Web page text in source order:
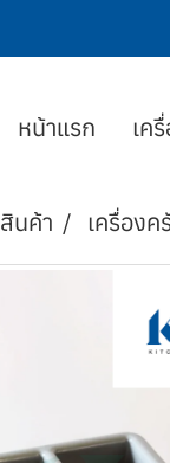
หน้าแรก เค
สินค้า เครื่องค